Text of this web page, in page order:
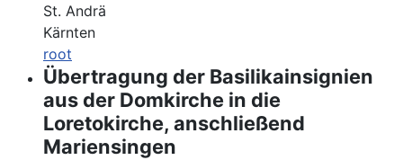
St. Andrä
Kärnten
root
Übertragung der Basilikainsignien
aus der Domkirche in die
Loretokirche, anschließend
Mariensingen